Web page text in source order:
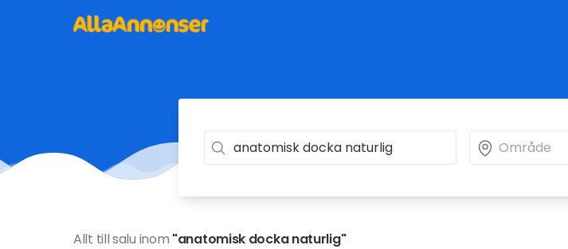
Allt till salu inom "anatomisk docka naturlig"